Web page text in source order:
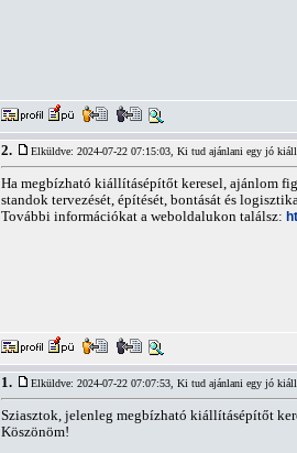
2. Elküldve: 2024-07-22 07:15:03, Ki tud ajánlani egy jó
Ha megbízható kiállításépítőt keresel, ajánlom
standok tervezését, építését, bontását és
További információkat a weboldalukon találsz:
1. Elküldve: 2024-07-22 07:07:53, Ki tud ajánlani egy jó
Sziasztok, jelenleg megbízható kiállításépítőt
Köszönöm!